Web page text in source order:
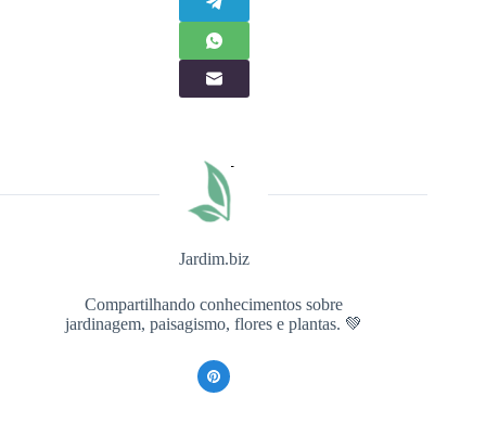
Jardim.biz
Compartilhando conhecimentos sobre
jardinagem, paisagismo, flores e plantas. 💚